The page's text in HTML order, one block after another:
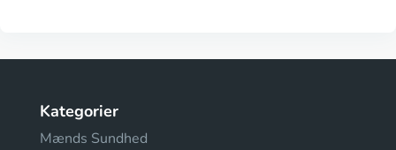
Kategorier
Mænds Sundhed